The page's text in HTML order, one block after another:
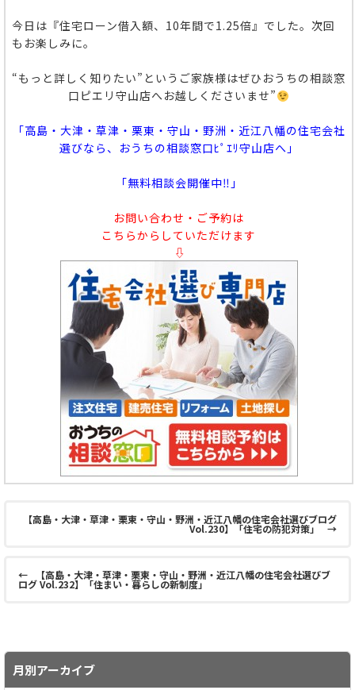
今日は『住宅ローン借入額、10年間で1.25倍』でした。次回
もお楽しみに。
“もっと詳しく知りたい”というご家族様はぜひおうちの相談窓
口ピエリ守山店へお越しくださいませ”
「高島・大津・草津・栗東・守山・野洲・近江八幡の住宅会社
選びなら、おうちの相談窓口ﾋﾟｴﾘ守山店へ」
「無料相談会開催中‼」
お問い合わせ・ご予約は
こちらからしていただけます
⇩
【高島・大津・草津・栗東・守山・野洲・近江八幡の住宅会社選びブログ
Vol.230】「住宅の防犯対策」 →
← 【高島・大津・草津・栗東・守山・野洲・近江八幡の住宅会社選びブ
ログ Vol.232】「住まい・暮らしの新制度」
月別アーカイブ